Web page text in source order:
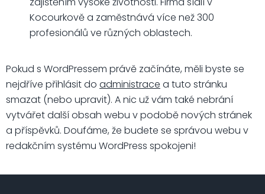
Kocourkově a zaměstnává více než 300
profesionálů ve různých oblastech.
Pokud s WordPressem právě začínáte, měli byste se
nejdříve přihlásit do administrace a tuto stránku
smazat (nebo upravit). A nic už vám také nebrání
vytvářet další obsah webu v podobě nových stránek
a příspěvků. Doufáme, že budete se správou webu v
redakčním systému WordPress spokojeni!